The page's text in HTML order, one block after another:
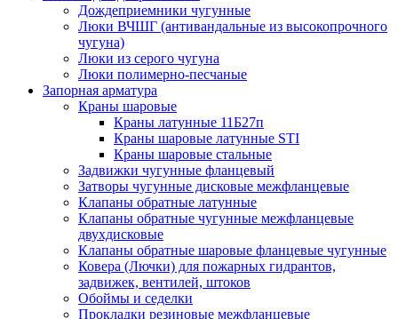
Дождеприемники чугунные
Люки ВЧШГ (антивандальные из высокопрочного
чугуна)
Люки из серого чугуна
Люки полимерно-песчаные
Запорная арматура
Краны шаровые
Краны латунные 11Б27п
Краны шаровые латунные STI
Краны шаровые стальные
Задвижки чугунные фланцевый
Затворы чугунные дисковые межфланцевые
Клапаны обратные латунные
Клапаны обратные чугунные межфланцевые
двухдисковые
Клапаны обратные шаровые фланцевые чугунные
Ковера (Лючки) для пожарных гидрантов,
задвижек, вентилей, штоков
Обоймы и седелки
Прокладки резиновые межфланцевые